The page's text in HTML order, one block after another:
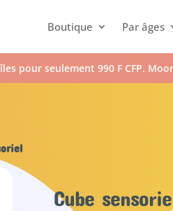
Boutique Par âges
pour seulement 990 F CFP.
Cube